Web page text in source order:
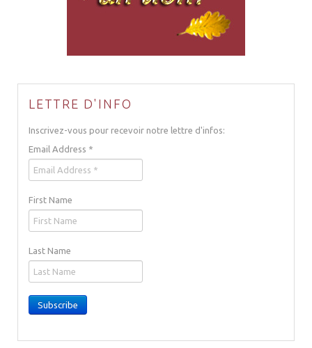
LETTRE D'INFO
Inscrivez-vous pour recevoir notre lettre d'infos:
Email Address *
First Name
Last Name
Subscribe